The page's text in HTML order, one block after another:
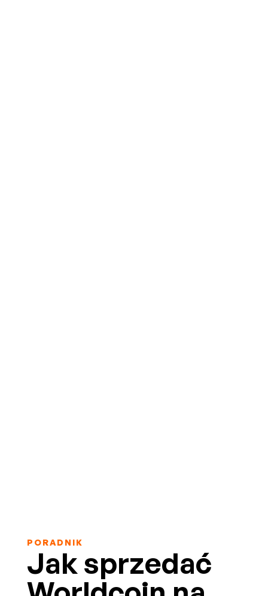
PORADNIK
Jak sprzedać